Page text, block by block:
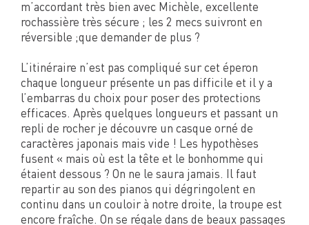
m’accordant très bien avec Michèle, excellente
rochassière très sécure ; les 2 mecs suivront en
réversible ;que demander de plus ?
L’itinéraire n’est pas compliqué sur cet éperon
chaque longueur présente un pas difficile et il y a
l’embarras du choix pour poser des protections
efficaces. Après quelques longueurs et passant un
repli de rocher je découvre un casque orné de
caractères japonais mais vide ! Les hypothèses
fusent « mais où est la tête et le bonhomme qui
étaient dessous ? On ne le saura jamais. Il faut
repartir au son des pianos qui dégringolent en
continu dans un couloir à notre droite, la troupe est
encore fraîche. On se régale dans de beaux passages